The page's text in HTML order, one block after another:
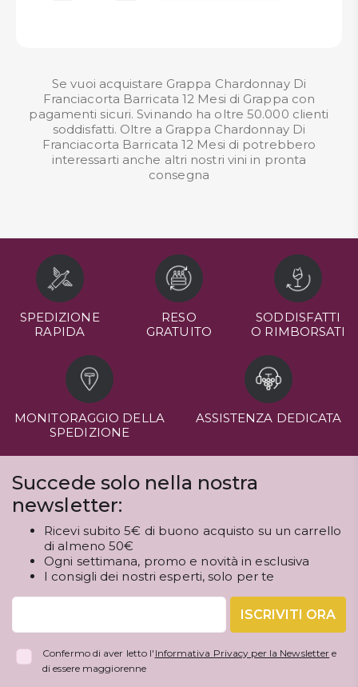
Se vuoi acquistare Grappa Chardonnay Di
Franciacorta Barricata 12 Mesi di Grappa con
pagamenti sicuri. Svinando ha oltre 50.000 clienti
soddisfatti. Oltre a Grappa Chardonnay Di
Franciacorta Barricata 12 Mesi di potrebbero
interessarti anche altri nostri vini in pronta
consegna
SPEDIZIONE
RAPIDA
RESO
GRATUITO
SODDISFATTI
O RIMBORSATI
MONITORAGGIO DELLA
SPEDIZIONE
ASSISTENZA DEDICATA
Succede solo nella nostra
newsletter:
Ricevi subito 5€ di buono acquisto su un carrello
di almeno 50€
Ogni settimana, promo e novità in esclusiva
I consigli dei nostri esperti, solo per te
ISCRIVITI ORA
Confermo di aver letto l' Informativa Privacy per la Newsletter e
di essere maggiorenne